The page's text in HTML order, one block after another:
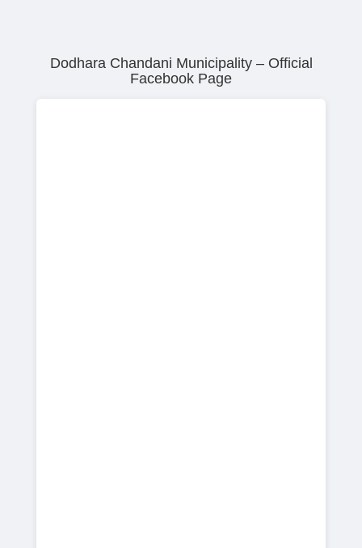
Dodhara Chandani Municipality – Official
Facebook Page